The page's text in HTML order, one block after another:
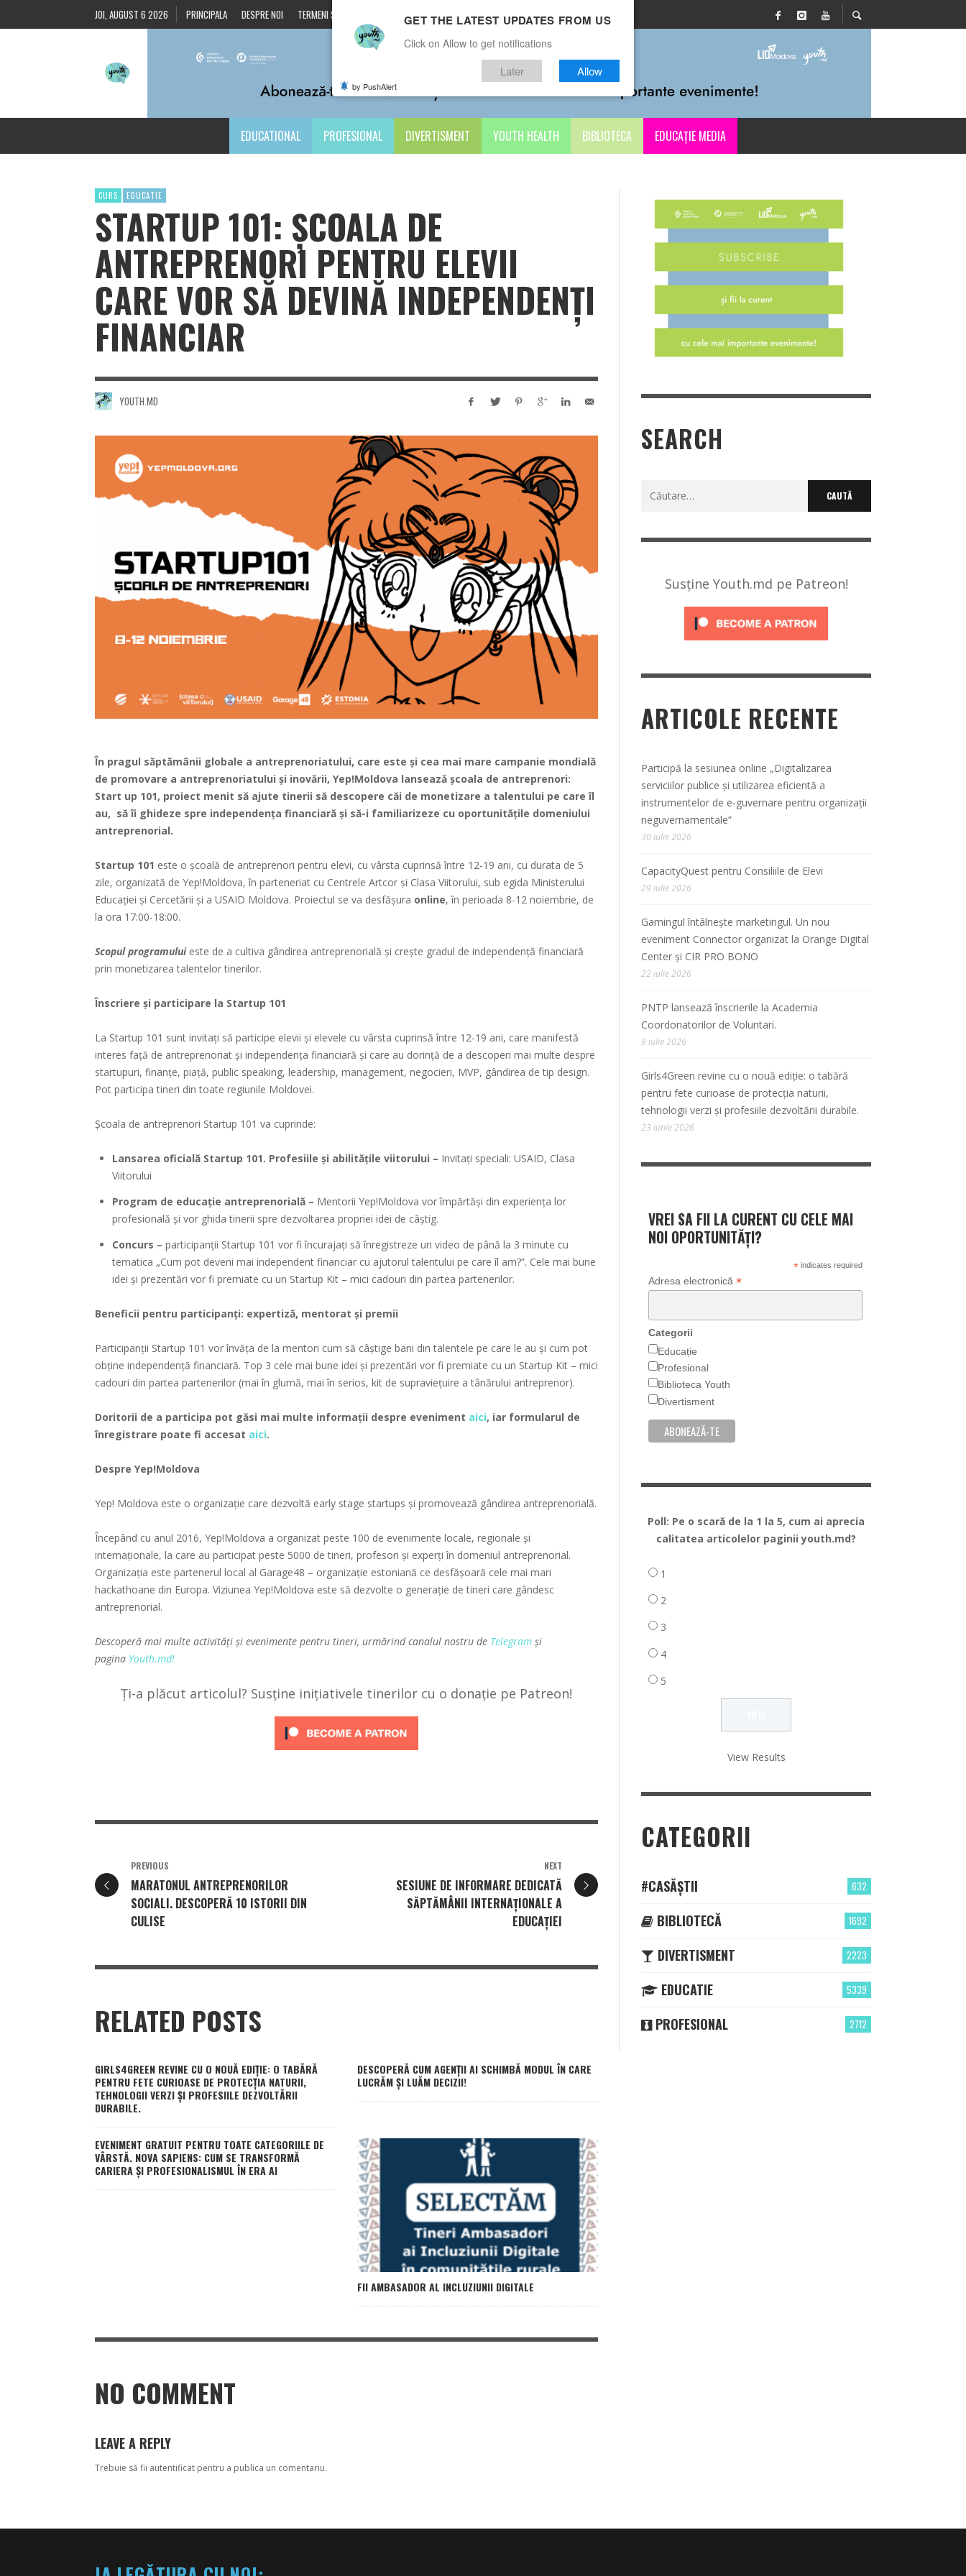
JOI, AUGUST 6 2026 PRINCIPALA DESPRE NOI TERMENI ȘI CONDIȚII CONTACTE
EDUCATIONAL PROFESIONAL DIVERTISMENT YOUTH HEALTH BIBLIOTECA EDUCAȚIE MEDIA
CURS EDUCATIE
STARTUP 101: ȘCOALA DE
ANTREPRENORI PENTRU ELEVII
CARE VOR SĂ DEVINĂ INDEPENDENȚI
FINANCIAR
YOUTH.MD
În pragul săptămânii globale a antreprenoriatului, care este și cea mai mare campanie mondială
de promovare a antreprenoriatului și inovării, Yep!Moldova lansează școala de antreprenori:
Start up 101, proiect menit să ajute tinerii să descopere căi de monetizare a talentului pe care îl
au, să îi ghideze spre independența financiară și să-i familiarizeze cu oportunitățile domeniului
antreprenorial.
Startup 101 este o școală de antreprenori pentru elevi, cu vârsta cuprinsă între 12-19 ani, cu durata de 5
zile, organizată de Yep!Moldova, în parteneriat cu Centrele Artcor și Clasa Viitorului, sub egida Ministerului
Educației și Cercetării și a USAID Moldova. Proiectul se va desfășura online, în perioada 8-12 noiembrie, de
la ora 17:00-18:00.
Scopul programuluieste de a cultiva gândirea antreprenorială și crește gradul de independență financiară
prin monetizarea talentelor tinerilor.
Înscriere și participare la Startup 101
La Startup 101 sunt invitați să participe elevii și elevele cu vârsta cuprinsă între 12-19 ani, care manifestă
interes față de antreprenoriat și independența financiară și care au dorință de a descoperi mai multe despre
startupuri, finanțe, piață, public speaking, leadership, management, negocieri, MVP, gândirea de tip design.
Pot participa tineri din toate regiunile Moldovei.
Școala de antreprenori Startup 101 va cuprinde:
Lansarea oficială Startup 101. Profesiile și abilitățile viitorului – Invitați speciali: USAID, Clasa
Viitorului
Program de educație antreprenorială – Mentorii Yep!Moldova vor împărtăși din experiența lor
profesională și vor ghida tinerii spre dezvoltarea propriei idei de câștig.
Concurs – participanții Startup 101 vor fi încurajați să înregistreze un video de până la 3 minute cu
tematica „Cum pot deveni mai independent financiar cu ajutorul talentului pe care îl am?”. Cele mai bune
idei și prezentări vor fi premiate cu un Startup Kit – mici cadouri din partea partenerilor.
Beneficii pentru participanți: expertiză, mentorat și premii
Participanții Startup 101 vor învăța de la mentori cum să câștige bani din talentele pe care le au și cum pot
obține independență financiară. Top 3 cele mai bune idei și prezentări vor fi premiate cu un Startup Kit – mici
cadouri din partea partenerilor (mai în glumă, mai în serios, kit de supraviețuire a tânărului antreprenor).
Doritorii de a participa pot găsi mai multe informații despre eveniment aici, iar formularul de
înregistrare poate fi accesat aici.
Despre Yep!Moldova
Yep! Moldova este o organizație care dezvoltă early stage startups și promovează gândirea antreprenorială.
Începând cu anul 2016, Yep!Moldova a organizat peste 100 de evenimente locale, regionale și
internaționale, la care au participat peste 5000 de tineri, profesori și experți în domeniul antreprenorial.
Organizația este partenerul local al Garage48 – organizație estoniană ce desfășoară cele mai mari
hackathoane din Europa. Viziunea Yep!Moldova este să dezvolte o generație de tineri care gândesc
antreprenorial.
Descoperă mai multe activități și evenimente pentru tineri, urmărind canalul nostru de Telegram și
pagina Youth.md!
Ți-a plăcut articolul? Susține inițiativele tinerilor cu o donație pe Patreon!
PREVIOUS
MARATONUL ANTREPRENORILOR
SOCIALI. DESCOPERĂ 10 ISTORII DIN
CULISE
NEXT
SESIUNE DE INFORMARE DEDICATĂ
SĂPTĂMÂNII INTERNAȚIONALE A
EDUCAȚIEI
RELATED POSTS
GIRLS4GREEN REVINE CU O NOUĂ EDIȚIE: O TABĂRĂ
PENTRU FETE CURIOASE DE PROTECȚIA NATURII,
TEHNOLOGII VERZI ȘI PROFESIILE DEZVOLTĂRII
DURABILE.
DESCOPERĂ CUM AGENȚII AI SCHIMBĂ MODUL ÎN CARE
LUCRĂM ȘI LUĂM DECIZII!
EVENIMENT GRATUIT PENTRU TOATE CATEGORIILE DE
VÂRSTĂ. NOVA SAPIENS: CUM SE TRANSFORMĂ
CARIERA ȘI PROFESIONALISMUL ÎN ERA AI
FII AMBASADOR AL INCLUZIUNII DIGITALE
NO COMMENT
LEAVE A REPLY
Trebuie să fii autentificat pentru a publica un comentariu.
SEARCH
Caută
Susține Youth.md pe Patreon!
ARTICOLE RECENTE
Participă la sesiunea online „Digitalizarea
serviciilor publice și utilizarea eficientă a
instrumentelor de e-guvernare pentru organizații
neguvernamentale”
30 iulie 2026
CapacityQuest pentru Consiliile de Elevi
29 iulie 2026
Gamingul întâlnește marketingul. Un nou
eveniment Connector organizat la Orange Digital
Center și CIR PRO BONO
22 iulie 2026
PNTP lansează înscrierile la Academia
Coordonatorilor de Voluntari.
9 iulie 2026
Girls4Green revine cu o nouă ediție: o tabără
pentru fete curioase de protecția naturii,
tehnologii verzi și profesiile dezvoltării durabile.
23 iunie 2026
VREI SA FII LA CURENT CU CELE MAI
NOI OPORTUNITĂȚI?
*indicates required
Adresa electronică *
Categorii
Educație
Profesional
Biblioteca Youth
Divertisment
Poll: Pe o scară de la 1 la 5, cum ai aprecia
calitatea articolelor paginii youth.md?
1
2
3
4
5
View Results
CATEGORII
632
#CASĂȘTII
1692
BIBLIOTECĂ
2223
DIVERTISMENT
5339
EDUCATIE
2712
PROFESIONAL
GET THE LATEST UPDATES FROM US
Click on Allow to get notifications
Later Allow
by PushAlert